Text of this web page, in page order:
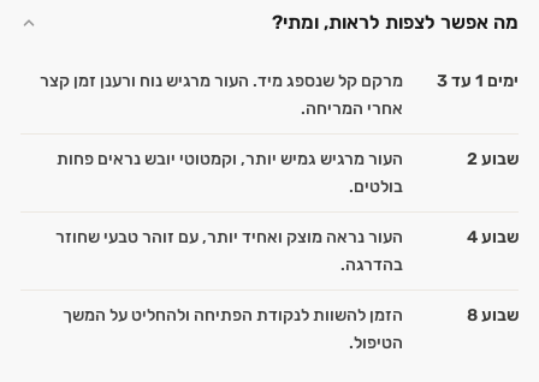
מה אפשר לצפות לראות, ומתי?
ימים 1 עד 3
מרקם קל שנספג מיד. העור מרגיש נוח ורענן זמן קצר
אחרי המריחה.
שבוע 2
העור מרגיש גמיש יותר, וקמטוטי יובש נראים פחות
בולטים.
שבוע 4
העור נראה מוצק ואחיד יותר, עם זוהר טבעי שחוזר
בהדרגה.
שבוע 8
הזמן להשוות לנקודת הפתיחה ולהחליט על המשך
הטיפול.